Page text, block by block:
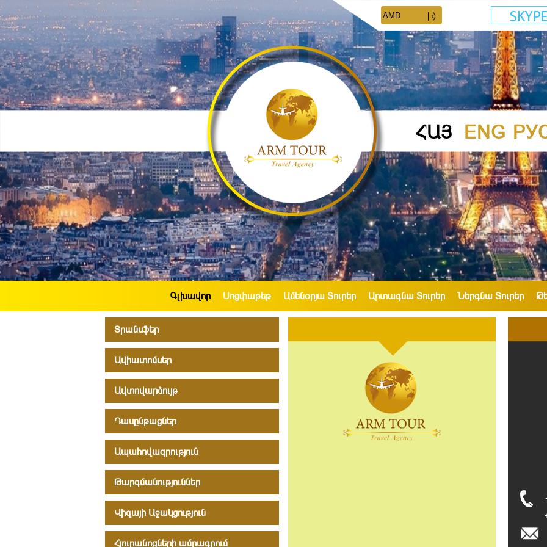
ՀԱՅ ENG
Գլխավոր Սոցփաթեթ Ամենօրյա Տուրեր Արտագնա Տուրեր Ներգնա Տուրեր
Տրանսֆեր
Ավիատոմսեր
Ավտովարձույթ
Դասընթացներ
Ապահովագրություն
Թարգմանություններ
Վիզայի Աջակցություն
Հյուրանոցների ամրագրում